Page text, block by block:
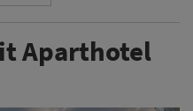
Aparthotel